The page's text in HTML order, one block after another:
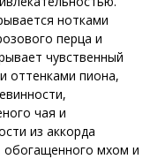
нотками
перца и
чувственный
оттенками пиона,
чая и
из аккорда
обогащенного мхом и